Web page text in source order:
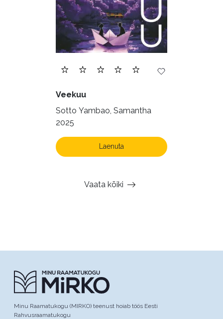
Veekuu
Sotto Yambao, Samantha
2025
Laenuta
Vaata kõiki
Minu Raamatukogu (MIRKO) teenust hoiab töös Eesti
Rahvusraamatukogu